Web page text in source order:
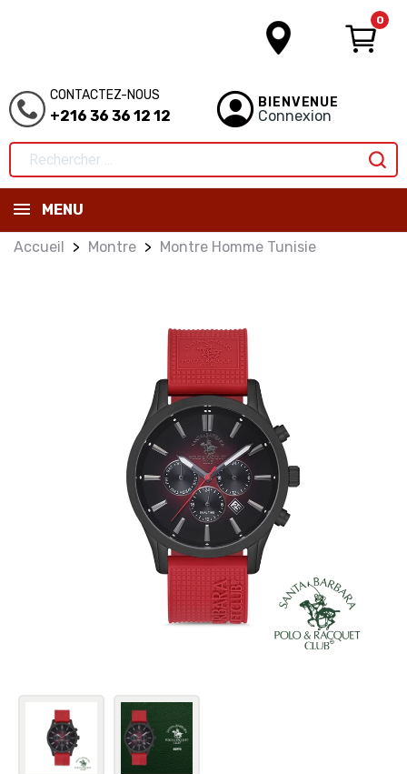
0
CONTACTEZ-NOUS
+216 36 36 12 12
BIENVENUE
Connexion
MENU
Accueil Montre Montre Homme Tunisie